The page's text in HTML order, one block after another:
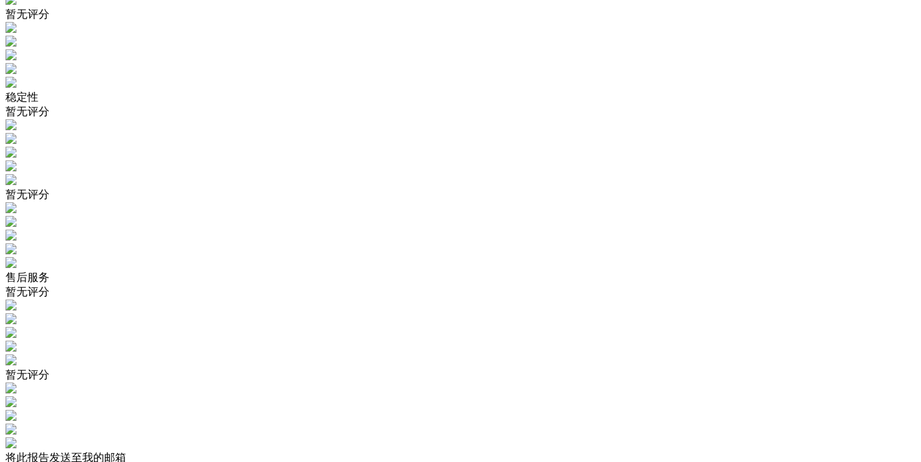
暂无评分
稳定性
暂无评分
暂无评分
售后服务
暂无评分
暂无评分
将此报告发送至我的邮箱